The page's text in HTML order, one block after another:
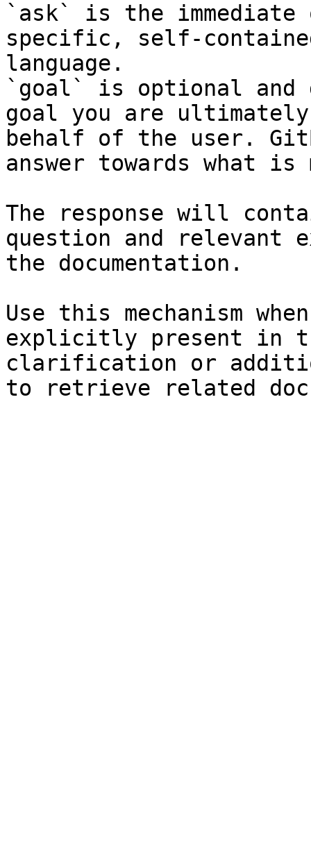
`ask` is the
specific, self-
language.
`goal` is optional and
goal you are
behalf of the user.
answer towards what
The response will
question and relevant
the documentation.
Use this mechanism
explicitly present in
clarification or